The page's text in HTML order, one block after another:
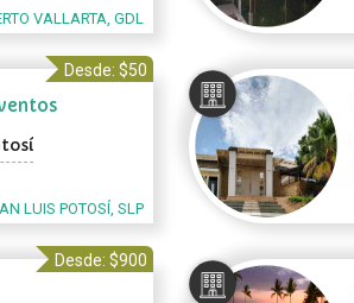
VALLARTA, GDL
Desde: $50
LUIS POTOSÍ, SLP
Desde: $900